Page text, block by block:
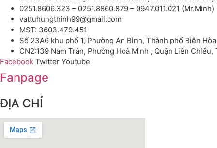
0251.8606.323 – 0251.8860.879 – 0947.011.021 (Mr.Minh)
vattuhungthinh99@gmail.com
MST: 3603.479.451
Số 23A6 khu phố 1, Phường An Bình, Thành phố Biên
CN2:139 Nam Trân, Phường Hoà Minh , Quận Liên Chiểu,
Facebook Twitter Youtube
Fanpage
ĐỊA CHỈ